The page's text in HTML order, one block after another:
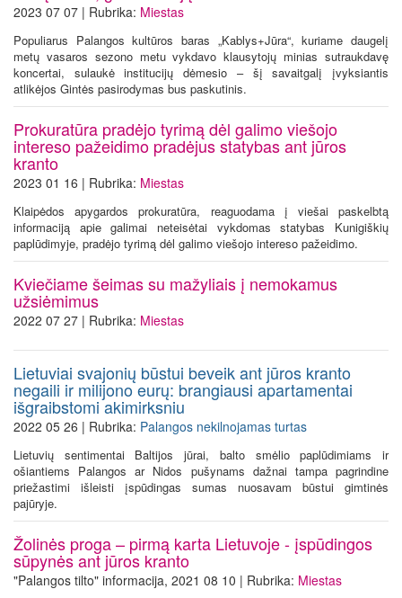
2023 07 07 | Rubrika: Miestas
Populiarus Palangos kultūros baras „Kablys+Jūra“, kuriame daugelį
metų vasaros sezono metu vykdavo klausytojų minias sutraukdavę
koncertai, sulaukė institucijų dėmesio – šį savaitgalį įvyksiantis
atlikėjos Gintės pasirodymas bus paskutinis.
Prokuratūra pradėjo tyrimą dėl galimo viešojo
intereso pažeidimo pradėjus statybas ant jūros
kranto
2023 01 16 | Rubrika: Miestas
Klaipėdos apygardos prokuratūra, reaguodama į viešai paskelbtą
informaciją apie galimai neteisėtai vykdomas statybas Kunigiškių
paplūdimyje, pradėjo tyrimą dėl galimo viešojo intereso pažeidimo.
Kviečiame šeimas su mažyliais į nemokamus
užsiėmimus
2022 07 27 | Rubrika: Miestas
Lietuviai svajonių būstui beveik ant jūros kranto
negaili ir milijono eurų: brangiausi apartamentai
išgraibstomi akimirksniu
2022 05 26 | Rubrika: Palangos nekilnojamas turtas
Lietuvių sentimentai Baltijos jūrai, balto smėlio paplūdimiams ir
ošiantiems Palangos ar Nidos pušynams dažnai tampa pagrindine
priežastimi išleisti įspūdingas sumas nuosavam būstui gimtinės
pajūryje.
Žolinės proga – pirmą karta Lietuvoje - įspūdingos
sūpynės ant jūros kranto
"Palangos tilto" informacija, 2021 08 10 | Rubrika: Miestas